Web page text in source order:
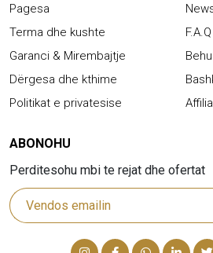
Pagesa
Terma dhe kushte
Garanci & Mirembajtje
Dërgesa dhe kthime
Politikat e privatesise
F.A.Q
ABONOHU
Perditesohu mbi te rejat dhe ofertat